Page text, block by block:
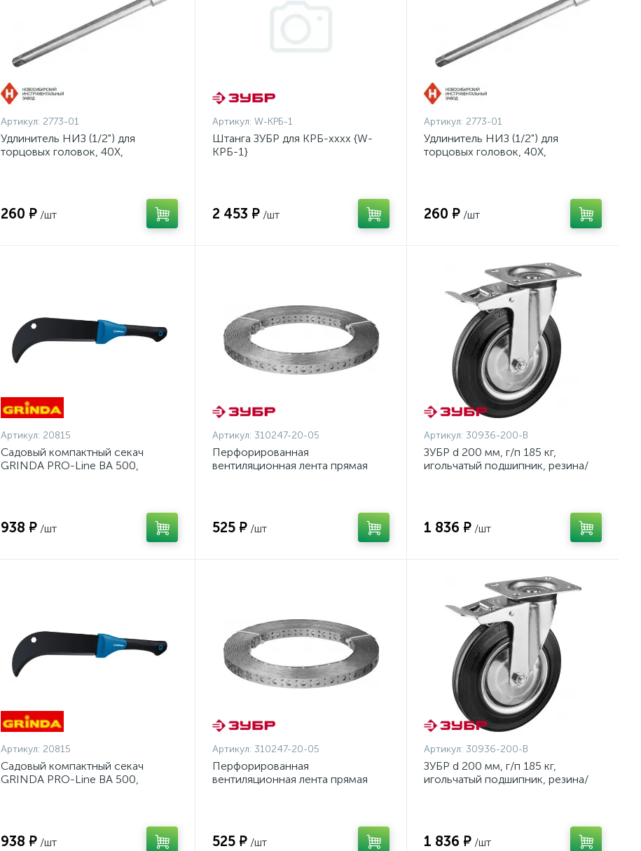
Артикул: 2773-01
Удлинитель НИЗ (1/2") для
торцовых головок, 40Х,
260 ₽ /шт
Артикул: W-КРБ-1
Штанга ЗУБР для КРБ-хххх {W-
КРБ-1}
2 453 ₽ /шт
Артикул: 2773-01
Удлинитель НИЗ (1/2") для
торцовых головок, 40Х,
260 ₽ /шт
Артикул: 20815
Садовый компактный секач
GRINDA PRO-Line BA 500,
938 ₽ /шт
Артикул: 310247-20-05
Перфорированная
вентиляционная лента прямая
525 ₽ /шт
Артикул: 30936-200-B
ЗУБР d 200 мм, г/п 185 кг,
игольчатый подшипник, резина/
1 836 ₽ /шт
Артикул: 20815
Садовый компактный секач
GRINDA PRO-Line BA 500,
938 ₽ /шт
Артикул: 310247-20-05
Перфорированная
вентиляционная лента прямая
525 ₽ /шт
Артикул: 30936-200-B
ЗУБР d 200 мм, г/п 185 кг,
игольчатый подшипник, резина/
1 836 ₽ /шт